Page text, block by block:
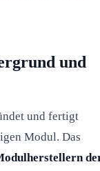
und
und fertigt
Modul. Das